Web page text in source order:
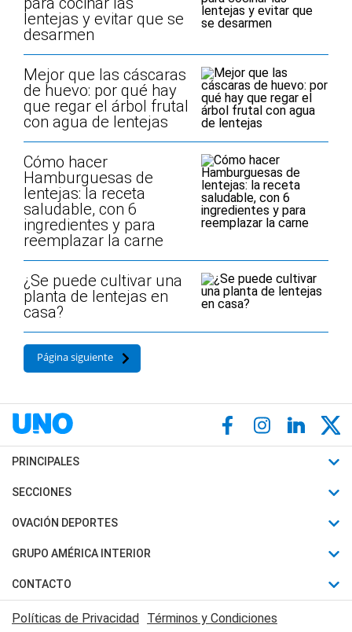
lentejas y evitar que se
desarmen
Mejor que las cáscaras
de huevo: por qué hay
que regar el árbol frutal
con agua de lentejas
Cómo hacer
Hamburguesas de
lentejas: la receta
saludable, con 6
ingredientes y para
reemplazar la carne
¿Se puede cultivar una
planta de lentejas en
casa?
Página siguiente
PRINCIPALES
Últimas Noticias
Política
Judiciales
Economia
SECCIONES
Horóscopo
Motores
Trucos caseros
Series y Películas
OVACIÓN DEPORTES
Fútbol
Mundial
Automovilismo
Rugby
GRUPO AMÉRICA INTERIOR
Canal 7 en Vivo
CONTACTO
Acerca de Nosotros
Políticas de Privacidad Términos y Condiciones